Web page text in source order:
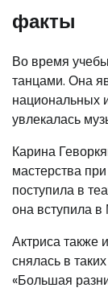
факты
Во время
танцами. Она
национальных
увлекалась
Карина
мастерства
поступила в
она вступила в
Актриса также
снялась в
«Большая